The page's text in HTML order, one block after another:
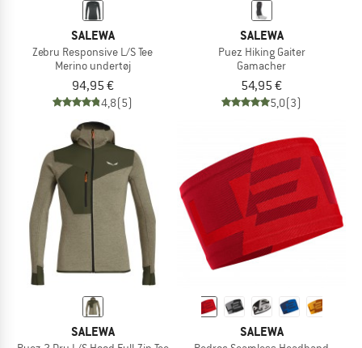
SALEWA
Zebru Responsive L/S Tee
Merino undertøj
94,95 €
4,8(5)
SALEWA
Puez Hiking Gaiter
Gamacher
54,95 €
5,0(3)
SALEWA SALEWA